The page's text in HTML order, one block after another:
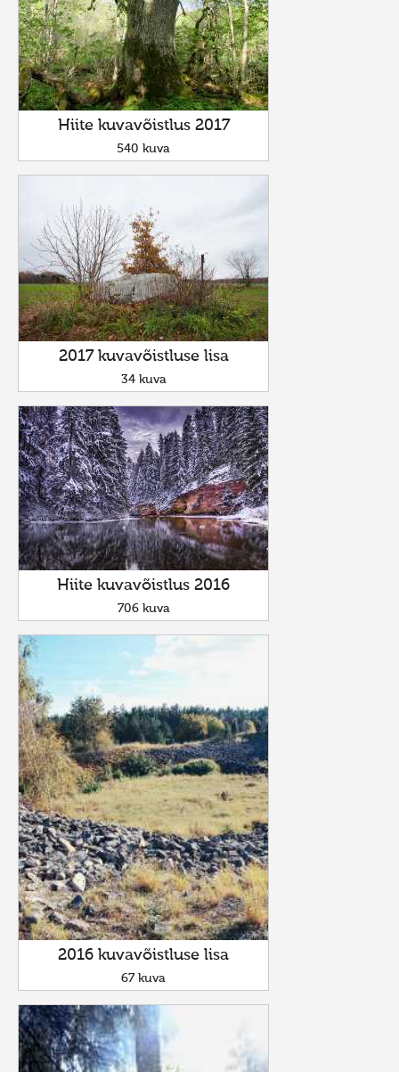
Hiite kuvavõistlus 2017
540 kuva
2017 kuvavõistluse lisa
34 kuva
Hiite kuvavõistlus 2016
706 kuva
2016 kuvavõistluse lisa
67 kuva